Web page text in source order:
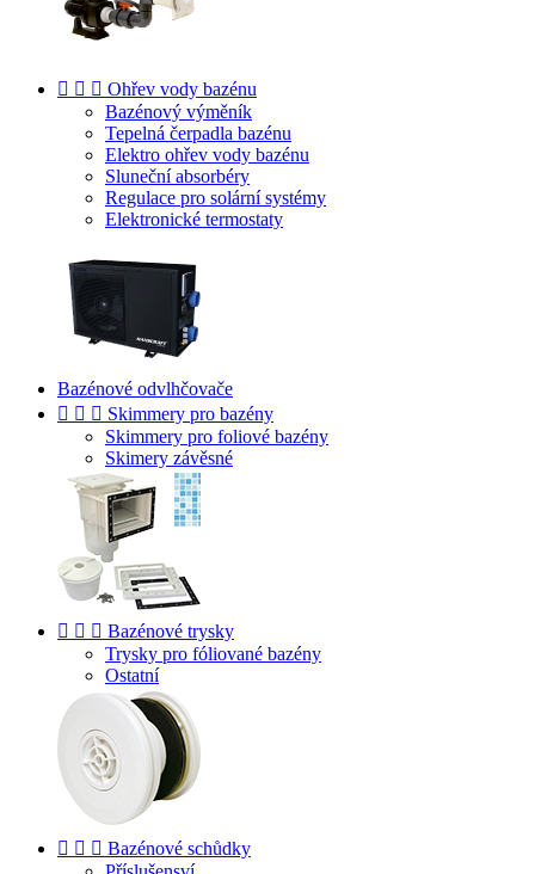
   Ohřev vody bazénu
Bazénový výměník
Tepelná čerpadla bazénu
Elektro ohřev vody bazénu
Sluneční absorbéry
Regulace pro solární systémy
Elektronické termostaty
Bazénové odvlhčovače
   Skimmery pro bazény
Skimmery pro foliové bazény
Skimery závěsné
   Bazénové trysky
Trysky pro fóliované bazény
Ostatní
   Bazénové schůdky